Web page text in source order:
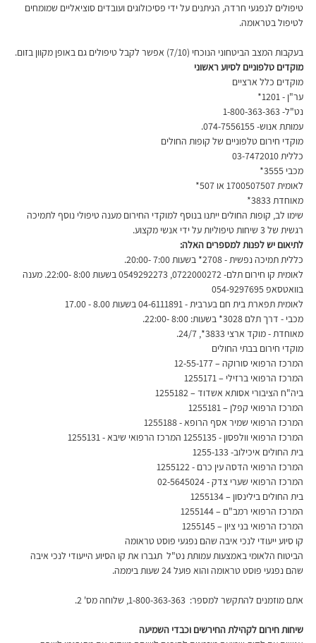
טיפולים לנפגעי חרדה, הניתנים על ידי פסיכולוגים ועובדים סוציאליים שמומחים
לטיפול בטראומה.
בעקבות המצב הביטחוני הנוכחי (7/10) אפשר לקבל טיפולים גם באופן מקוון בזום.
מוקדים טלפוניים לסיוע ראשוני
מוקדים כלל ארציים
ער"ן - 1201*
נט"ל- 1-800-363-363
עמותת אנוש- 074-7556155.
מוקדי חירום טלפוניים של קופות החולים
כללית 03-7472010
מכבי 3555*
לאומית 1700507507 או 507*
מאוחדת 3833*
שימו לב, קופות החולים ייתנו בנוסף למוקדי החירום מענה טיפולי נוסף לתמיכה
רגשית של 3 שיחות טיפוליות על ידי אנשי מקצוע.
לתיאום יש לפנות למספרים האלה:
כללית תמיכה נפשית - 2708* בשעות 7:00 -20:00.
לאומית קו חירום תלם- 0722000272, 0549292273 בשעות 8:00 -22:00. מענה
בוואטסאפ 054-9297695
לאומית תפארת בית חם בערבית - 04-6111891 בשעות 8.00 - 17.00
מכבי - דרך תלם 3028* בשעות: 8:00 -22:00.
מאוחדת - מוקד ארצי 3833*, 24/7.
מוקדי חירום בבתי החולים
המרכז הרפואי סורוקה – 12-55-177
המרכז הרפואי ברזילי – 1255171
ביה"ח הציבורי אסותא אשדוד – 1255182
המרכז הרפואי קפלן – 1255181
המרכז הרפואי שמיר אסף הרופא - 1255188
המרכז הרפואי וולפסון - 1255135 המרכז הרפואי שיבא - 1255131
בית החולים איכילוב- 1255-133
המרכז הרפואי הדסה עין כרם - 1255122
המרכז הרפואי שערי צדק - 02-5645024
בית החולים בילינסון – 1255134
המרכז הרפואי רמב"ם – 1255144
המרכז הרפואי בני ציון – 1255145
קו סיוע ייעודי לנכי איבה שהם נפגעי פוסט טראומה
הביטוח הלאומי באמצעות עמותת נט"ל  תגברו את קו הסיוע הייעודי לנכי איבה
שהם נפגעי פוסט טראומה והוא פועל 24 שעות ביממה.
אתם מוזמנים להתקשר למספר:  1-800-363-363, שלוחה מס' 2.
שיחות חירום לקהילת החירשים וכבדי השמיעה